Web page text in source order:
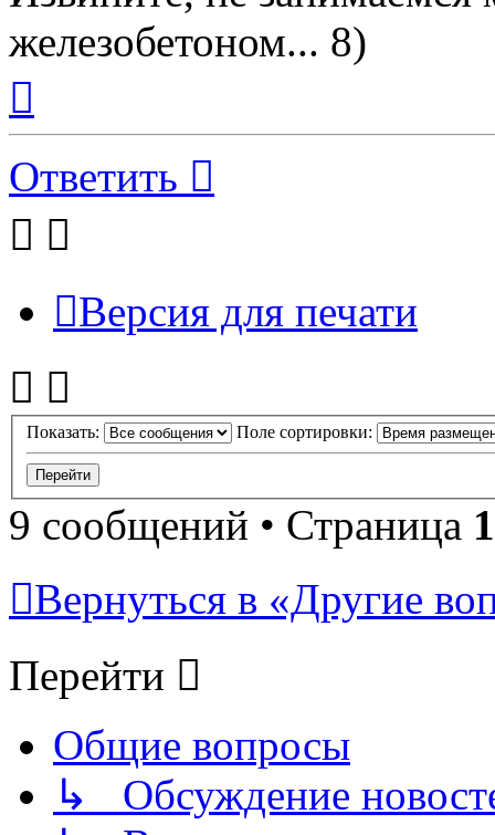
железобетоном... 8)
началу
Ответить
Версия для печати
Показать: Поле сортировки:
9 сообщений • Страница 1
Вернуться в «Другие
Перейти
Общие вопросы
↳ Обсуждение